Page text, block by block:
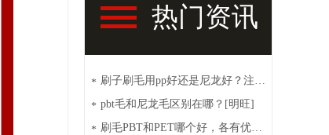
热门资讯
* 刷子刷毛用pp好还是尼龙好？注意
这些【明旺】
* pbt毛和尼龙毛区别在哪？[明旺]
* 刷毛PBT和PET哪个好，各有优点